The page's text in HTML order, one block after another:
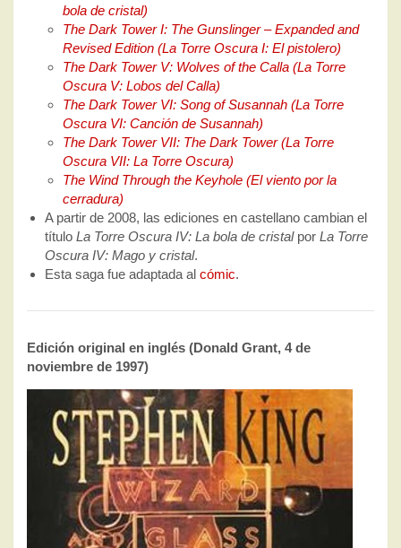
bola de cristal)
The Dark Tower I: The Gunslinger – Expanded and
Revised Edition (La Torre Oscura I: El pistolero)
The Dark Tower V: Wolves of the Calla (La Torre
Oscura V: Lobos del Calla)
The Dark Tower VI: Song of Susannah (La Torre
Oscura VI: Canción de Susannah)
The Dark Tower VII: The Dark Tower (La Torre
Oscura VII: La Torre Oscura)
The Wind Through the Keyhole (El viento por la
cerradura)
A partir de 2008, las ediciones en castellano cambian el
título La Torre Oscura IV: La bola de cristal por La Torre
Oscura IV: Mago y cristal.
Esta saga fue adaptada al cómic.
Edición original en inglés (Donald Grant, 4 de
noviembre de 1997)